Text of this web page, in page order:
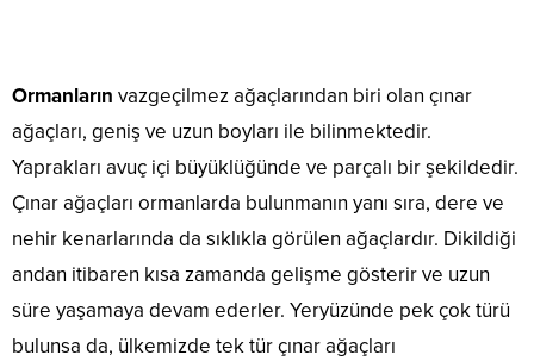
Ormanların vazgeçilmez ağaçlarından biri olan çınar
ağaçları, geniş ve uzun boyları ile bilinmektedir.
Yaprakları avuç içi büyüklüğünde ve parçalı bir şekildedir.
Çınar ağaçları ormanlarda bulunmanın yanı sıra, dere ve
nehir kenarlarında da sıklıkla görülen ağaçlardır. Dikildiği
andan itibaren kısa zamanda gelişme gösterir ve uzun
süre yaşamaya devam ederler. Yeryüzünde pek çok türü
bulunsa da, ülkemizde tek tür çınar ağaçları